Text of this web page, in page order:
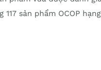
sản phẩm OCOP